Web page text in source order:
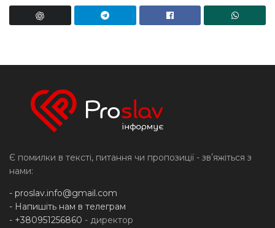
Є помилки в тексті, питання чи пропозиції - звʼяжіться з
нами:
- proslav.info@gmail.com
- Напишіть нам в телеграм
- +380951256860 - директор